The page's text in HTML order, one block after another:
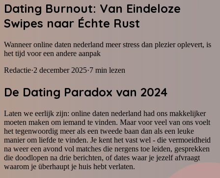
Dating Burnout: Van Eindeloze
Swipes naar Échte Rust
Wanneer online daten nederland meer stress dan plezier oplevert, is
het tijd voor een andere aanpak
Redactie·2 december 2025·7 min lezen
De Dating Paradox van 2024
Laten we eerlijk zijn: online daten nederland had ons makkelijker
moeten maken om iemand te vinden. Maar voor veel van ons voelt
het tegenwoordig meer als een tweede baan dan als een leuke
manier om liefde te vinden. Je kent het vast wel - die vermoeidheid
na weer een avond vol matches die nergens toe leiden, gesprekken
die doodlopen na drie berichten, of dates waar je jezelf afvraagt
waarom je überhaupt je huis hebt verlaten.